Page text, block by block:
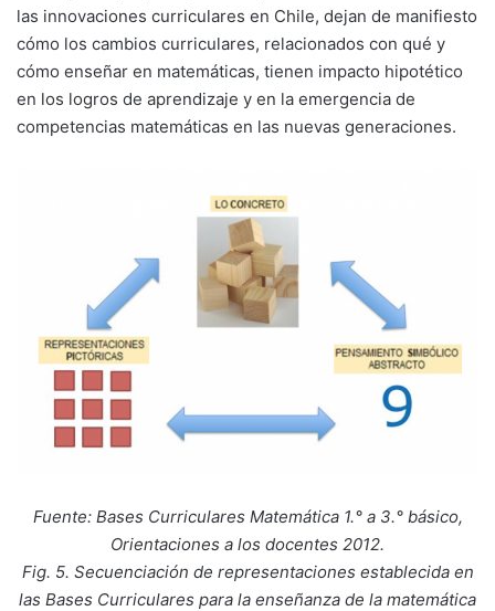
las innovaciones curriculares en Chile, dejan de manifiesto
cómo los cambios curriculares, relacionados con qué y
cómo enseñar en matemáticas, tienen impacto hipotético
en los logros de aprendizaje y en la emergencia de
competencias matemáticas en las nuevas generaciones.
Fuente: Bases Curriculares Matemática 1.° a 3.° básico,
Orientaciones a los docentes 2012.
Fig. 5. Secuenciación de representaciones establecida en
las Bases Curriculares para la enseñanza de la matemática